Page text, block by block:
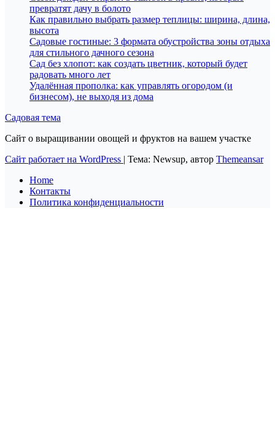
превратят дачу в болото
Как правильно выбрать размер теплицы: ширина, длина,
высота
Садовые гостиные: 3 формата обустройства зоны отдыха
для стильного дачного сезона
Сад без хлопот: как создать цветник, который будет
радовать много лет
Удалённая прополка: как управлять огородом (и
бизнесом), не выходя из дома
Садовая тема
Сайт о выращивании овощей и фруктов на вашем участке
Сайт работает на WordPress | Тема: Newsup, автор Themeansar
Home
Контакты
Политика конфиденциальности